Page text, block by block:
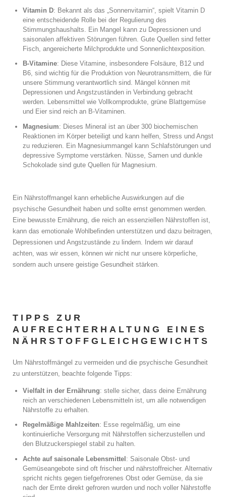
Vitamin D: Bekannt als das „Sonnenvitamin“, spielt Vitamin D
eine entscheidende Rolle bei der Regulierung des
Stimmungshaushalts. Ein Mangel kann zu Depressionen und
saisonalen affektiven Störungen führen. Gute Quellen sind fetter
Fisch, angereicherte Milchprodukte und Sonnenlichtexposition.
B-Vitamine: Diese Vitamine, insbesondere Folsäure, B12 und
B6, sind wichtig für die Produktion von Neurotransmittern, die für
unsere Stimmung verantwortlich sind. Mängel können mit
Depressionen und Angstzuständen in Verbindung gebracht
werden. Lebensmittel wie Vollkornprodukte, grüne Blattgemüse
und Eier sind reich an B-Vitaminen.
Magnesium: Dieses Mineral ist an über 300 biochemischen
Reaktionen im Körper beteiligt und kann helfen, Stress und Angst
zu reduzieren. Ein Magnesiummangel kann Schlafstörungen und
depressive Symptome verstärken. Nüsse, Samen und dunkle
Schokolade sind gute Quellen für Magnesium.
Ein Nährstoffmangel kann erhebliche Auswirkungen auf die
psychische Gesundheit haben und sollte ernst genommen werden.
Eine bewusste Ernährung, die reich an essenziellen Nährstoffen ist,
kann das emotionale Wohlbefinden unterstützen und dazu beitragen,
Depressionen und Angstzustände zu lindern. Indem wir darauf
achten, was wir essen, können wir nicht nur unsere körperliche,
sondern auch unsere geistige Gesundheit stärken.
TIPPS ZUR
AUFRECHTERHALTUNG EINES
NÄHRSTOFFGLEICHGEWICHTS
Um Nährstoffmängel zu vermeiden und die psychische Gesundheit
zu unterstützen, beachte folgende Tipps:
Vielfalt in der Ernährung: stelle sicher, dass deine Ernährung
reich an verschiedenen Lebensmitteln ist, um alle notwendigen
Nährstoffe zu erhalten.
Regelmäßige Mahlzeiten: Esse regelmäßig, um eine
kontinuierliche Versorgung mit Nährstoffen sicherzustellen und
den Blutzuckerspiegel stabil zu halten.
Achte auf saisonale Lebensmittel : Saisonale Obst- und
Gemüseangebote sind oft frischer und nährstoffreicher. Alternativ
spricht nichts gegen tiefgefrorenes Obst oder Gemüse, da sie
nach der Ernte direkt gefroren wurden und noch voller Nährstoffe